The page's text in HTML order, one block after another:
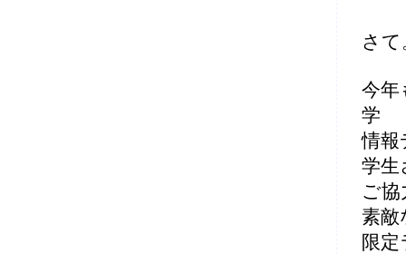
さて
今年
学
情報
学生
ご
素敵
限